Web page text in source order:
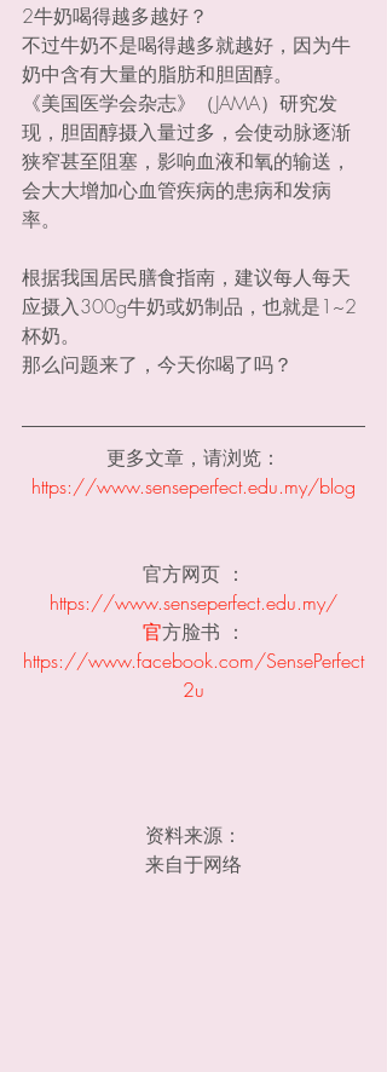
2牛奶喝得越多越好？
不过牛奶不是喝得越多就越好，因为牛
奶中含有大量的脂肪和胆固醇。
《美国医学会杂志》（JAMA）研究发
现，胆固醇摄入量过多，会使动脉逐渐
狭窄甚至阻塞，影响血液和氧的输送，
会大大增加心血管疾病的患病和发病
率。
根据我国居民膳食指南，建议每人每天
应摄入300g牛奶或奶制品，也就是1~2
杯奶。
那么问题来了，今天你喝了吗？
更多文章，请浏览：
https://www.senseperfect.edu.my/blog
官方网页 ：
https://www.senseperfect.edu.my/
官方脸书 ：
https://www.facebook.com/SensePerfect
2u
资料来源：
来自于网络